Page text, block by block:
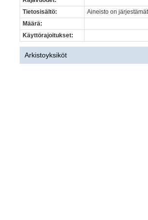
Tietosisältö:
Aineisto on
Määrä:
Käyttörajoitukset:
Arkistoyksiköt